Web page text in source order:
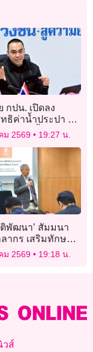
กปน. เปิดลง
ธิค่าน้ำประปา ปี
20 ก.ค.นี้
ม 2569 19:27 น.
พัฒนา’ สัมมนา
ากร เสริมทักษะ
เมือง ก้าวทันยุค
ม 2569 19:18 น.
วส์